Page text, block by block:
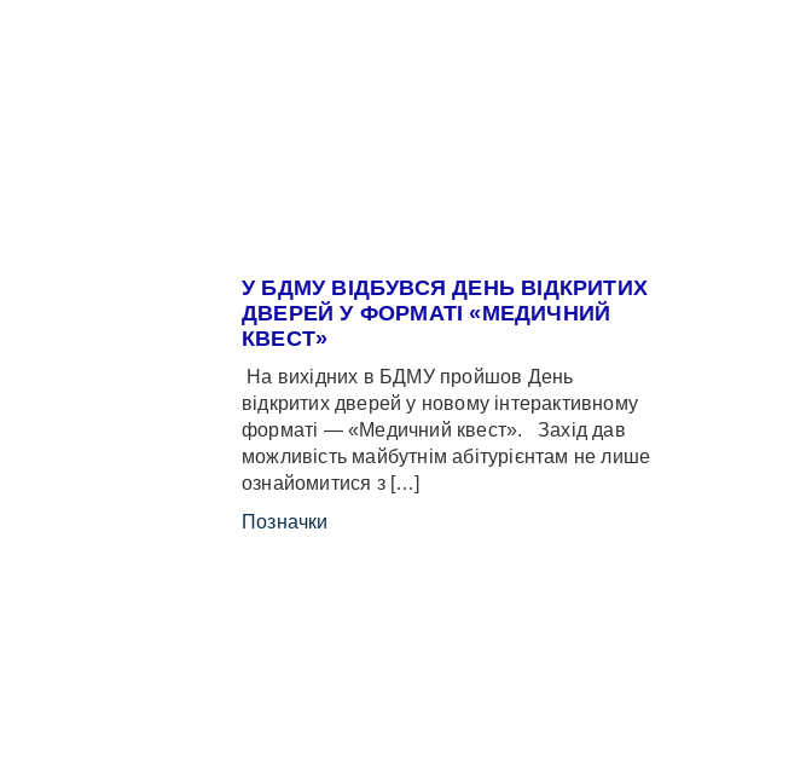
У БДМУ ВІДБУВСЯ ДЕНЬ ВІДКРИТИХ
ДВЕРЕЙ У ФОРМАТІ «МЕДИЧНИЙ
КВЕСТ»
На вихідних в БДМУ пройшов День
відкритих дверей у новому інтерактивному
форматі — «Медичний квест». Захід дав
можливість майбутнім абітурієнтам не лише
ознайомитися з […]
Позначки